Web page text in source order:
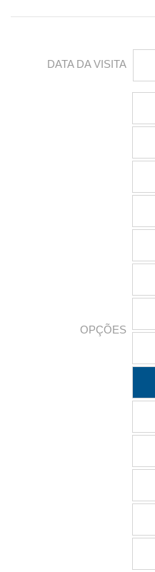
DATA DA VISITA
OPÇÕES